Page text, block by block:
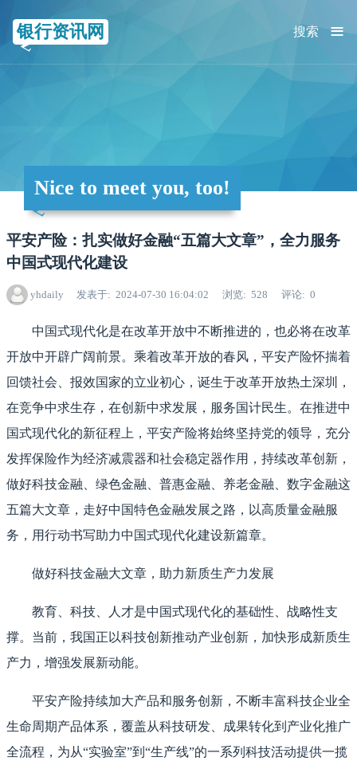
银行资讯网 ≡
搜索
Nice to meet you, too!
平安产险：扎实做好金融“五篇大文章”，全力服务
中国式现代化建设
yhdaily 发表于 2024-07-30 16:04:02 浏览 528 评论 0
中国式现代化是在改革开放中不断推进的，也必将在改革
开放中开辟广阔前景。乘着改革开放的春风，平安产险怀揣着
回馈社会、报效国家的立业初心，诞生于改革开放热土深圳，
在竞争中求生存，在创新中求发展，服务国计民生。在推进中
国式现代化的新征程上，平安产险将始终坚持党的领导，充分
发挥保险作为经济减震器和社会稳定器作用，持续改革创新，
做好科技金融、绿色金融、普惠金融、养老金融、数字金融这
五篇大文章，走好中国特色金融发展之路，以高质量金融服
务，用行动书写助力中国式现代化建设新篇章。
做好科技金融大文章，助力新质生产力发展
教育、科技、人才是中国式现代化的基础性、战略性支
撑。当前，我国正以科技创新推动产业创新，加快形成新质生
产力，增强发展新动能。
平安产险持续加大产品和服务创新，不断丰富科技企业全
生命周期产品体系，覆盖从科技研发、成果转化到产业化推广
全流程，为从“实验室”到“生产线”的一系列科技活动提供一揽